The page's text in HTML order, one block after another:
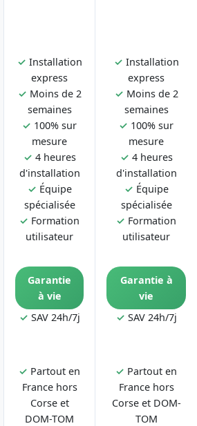
✓ Installation
express
✓ Moins de 2
semaines
✓ 100% sur
mesure
✓ 4 heures
d'installation
✓ Équipe
spécialisée
✓ Formation
utilisateur
✓ Installation
express
✓ Moins de 2
semaines
✓ 100% sur
mesure
✓ 4 heures
d'installation
✓ Équipe
spécialisée
✓ Formation
utilisateur
Garantie
à vie
✓ SAV 24h/7j
Garantie à
vie
✓ SAV 24h/7j
✓ Partout en
France hors
Corse et
DOM-TOM
✓ Partout en
France hors
Corse et DOM-
TOM